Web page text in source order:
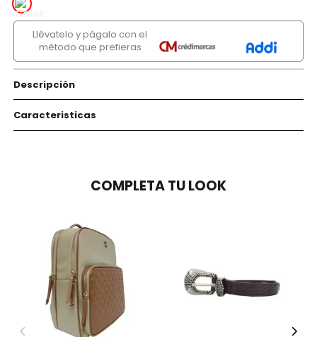
Llévatelo y págalo con el
método que prefieras
Descripción
Caracteristicas
COMPLETA TU LOOK